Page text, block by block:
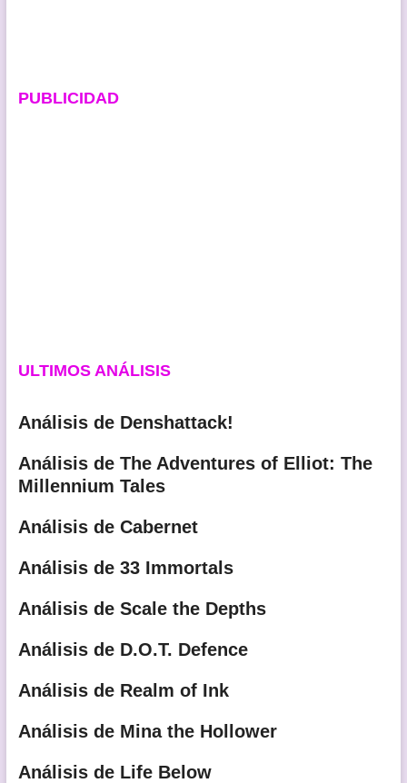
PUBLICIDAD
ULTIMOS ANÁLISIS
Análisis de Denshattack!
Análisis de The Adventures of Elliot: The
Millennium Tales
Análisis de Cabernet
Análisis de 33 Immortals
Análisis de Scale the Depths
Análisis de D.O.T. Defence
Análisis de Realm of Ink
Análisis de Mina the Hollower
Análisis de Life Below